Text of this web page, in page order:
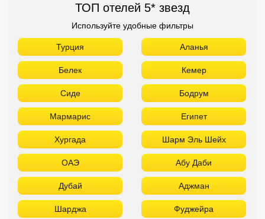
ТОП отелей 5* звезд
Используйте удобные фильтры
Турция Аланья
Белек Кемер
Сиде Бодрум
Мармарис Египет
Хургада Шарм Эль Шейх
ОАЭ Абу Даби
Дубай Аджман
Шарджа Фуджейра